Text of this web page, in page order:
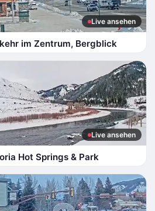
Live ansehen
im Zentrum, Bergblick
Live ansehen
Hot Springs & Park